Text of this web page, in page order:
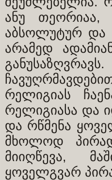
ანუ
აბსოლუტურ და
არამედ
რელიგიას
რელიგიასა და
და რწმენა
მხოლოდ
მიიღწევა,
ყოველგვარ